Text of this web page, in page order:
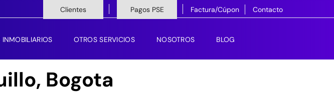
Clientes Pagos PSE Factura/Cúpon Contacto
INMOBILIARIOS OTROS SERVICIOS NOSOTROS BLOG
Bogota